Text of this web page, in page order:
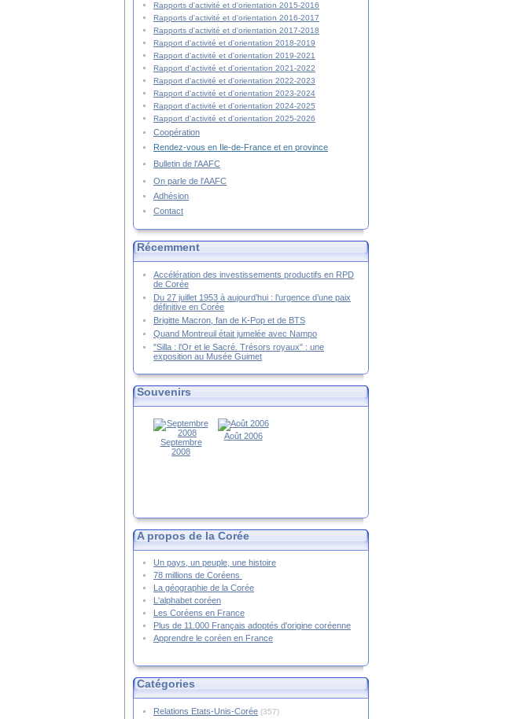
Rapports d'activité et d'orientation 2015-2016
Rapports d'activité et d'orientation 2016-2017
Rapports d'activité et d'orientation 2017-2018
Rapport d'activité et d'orientation 2018-2019
Rapport d'activité et d'orientation 2019-2021
Rapport d'activité et d'orientation 2021-2022
Rapport d'activité et d'orientation 2022-2023
Rapport d'activité et d'orientation 2023-2024
Rapport d'activité et d'orientation 2024-2025
Rapport d'activité et d'orientation 2025-2026
Coopération
Rendez-vous en Ile-de-France et en province
Bulletin de l'AAFC
On parle de l'AAFC
Adhésion
Contact
Récemment
Accélération des investissements productifs en RPD
de Corée
Du 27 juillet 1953 à aujourd’hui : l’urgence d’une paix
définitive en Corée
Brigitte Macron, fan de K-Pop et de BTS
Quand Montreuil était jumelée avec Nampo
"Silla : l'Or et le Sacré. Trésors royaux" : une
exposition au Musée Guimet
Souvenirs
Septembre
2008
Août 2006
A propos de la Corée
Un pays, un peuple, une histoire
78 millions de Coréens
La géographie de la Corée
L'alphabet coréen
Les Coréens en France
Plus de 11.000 Français adoptés d'origine coréenne
Apprendre le coréen en France
Catégories
Relations Etats-Unis-Corée (357)